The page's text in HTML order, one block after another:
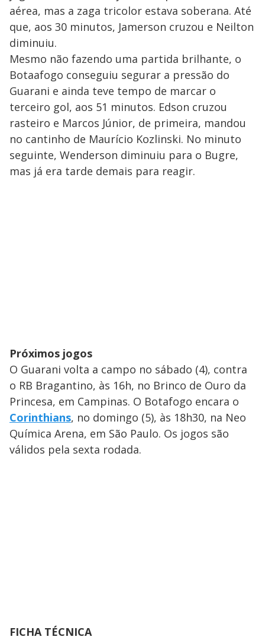
aérea, mas a zaga tricolor estava soberana. Até
que, aos 30 minutos, Jamerson cruzou e Neilton
diminuiu.
Mesmo não fazendo uma partida brilhante, o
Botaafogo conseguiu segurar a pressão do
Guarani e ainda teve tempo de marcar o
terceiro gol, aos 51 minutos. Edson cruzou
rasteiro e Marcos Júnior, de primeira, mandou
no cantinho de Maurício Kozlinski. No minuto
seguinte, Wenderson diminuiu para o Bugre,
mas já era tarde demais para reagir.
Próximos jogos
O Guarani volta a campo no sábado (4), contra
o RB Bragantino, às 16h, no Brinco de Ouro da
Princesa, em Campinas. O Botafogo encara o
Corinthians, no domingo (5), às 18h30, na Neo
Química Arena, em São Paulo. Os jogos são
válidos pela sexta rodada.
FICHA TÉCNICA